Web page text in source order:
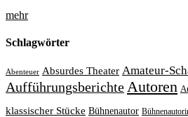
mehr
Schlagwörter
Abenteuer Absurdes Theater Amateur-
AufführungsberichteAutoren
klassischer Stücke Bühnenautor